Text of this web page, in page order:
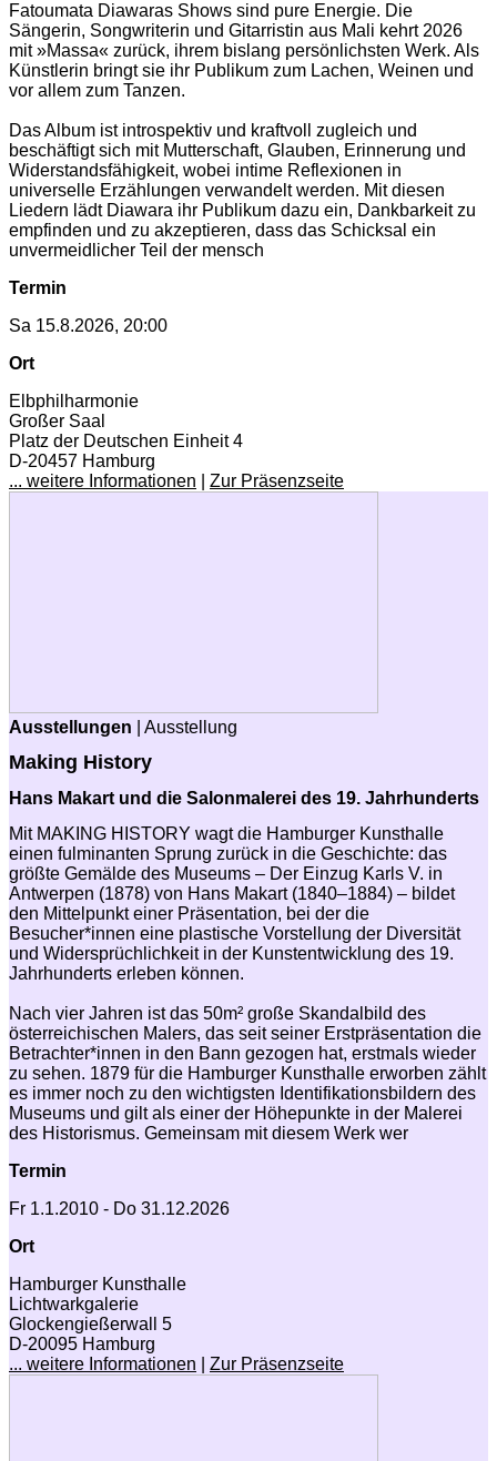
Fatoumata Diawaras Shows sind pure Energie. Die
Sängerin, Songwriterin und Gitarristin aus Mali kehrt 2026
mit »Massa« zurück, ihrem bislang persönlichsten Werk. Als
Künstlerin bringt sie ihr Publikum zum Lachen, Weinen und
vor allem zum Tanzen.
Das Album ist introspektiv und kraftvoll zugleich und
beschäftigt sich mit Mutterschaft, Glauben, Erinnerung und
Widerstandsfähigkeit, wobei intime Reflexionen in
universelle Erzählungen verwandelt werden. Mit diesen
Liedern lädt Diawara ihr Publikum dazu ein, Dankbarkeit zu
empfinden und zu akzeptieren, dass das Schicksal ein
unvermeidlicher Teil der mensch
Termin
Sa 15.8.2026, 20:00
Ort
Elbphilharmonie
Großer Saal
Platz der Deutschen Einheit 4
D-20457 Hamburg
... weitere Informationen
Zur Präsenzseite
Ausstellungen | Ausstellung
Making History
Hans Makart und die Salonmalerei des 19. Jahrhunderts
Mit MAKING HISTORY wagt die Hamburger Kunsthalle
einen fulminanten Sprung zurück in die Geschichte: das
größte Gemälde des Museums – Der Einzug Karls V. in
Antwerpen (1878) von Hans Makart (1840–1884) – bildet
den Mittelpunkt einer Präsentation, bei der die
Besucher*innen eine plastische Vorstellung der Diversität
und Widersprüchlichkeit in der Kunstentwicklung des 19.
Jahrhunderts erleben können.
Nach vier Jahren ist das 50m² große Skandalbild des
österreichischen Malers, das seit seiner Erstpräsentation die
Betrachter*innen in den Bann gezogen hat, erstmals wieder
zu sehen. 1879 für die Hamburger Kunsthalle erworben zählt
es immer noch zu den wichtigsten Identifikationsbildern des
Museums und gilt als einer der Höhepunkte in der Malerei
des Historismus. Gemeinsam mit diesem Werk wer
Termin
Fr 1.1.2010 - Do 31.12.2026
Ort
Hamburger Kunsthalle
Lichtwarkgalerie
Glockengießerwall 5
D-20095 Hamburg
... weitere Informationen
Zur Präsenzseite